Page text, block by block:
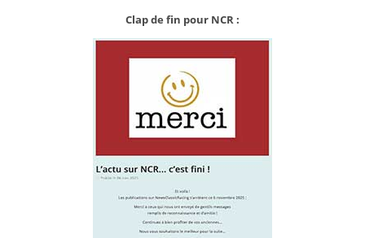
Clap de fin pour NCR :